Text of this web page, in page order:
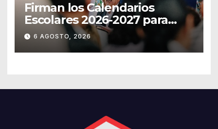
Firman los Calendarios
Escolares 2026-2027 para
Guanajuato
6 AGOSTO, 2026